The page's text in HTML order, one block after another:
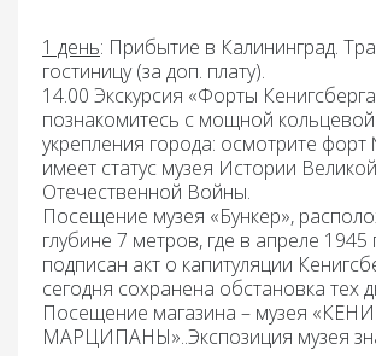
1 день: Прибытие в Калининград.
гостиницу (за доп. плату).
14.00 Экскурсия «Форты
познакомитесь с мощной
укрепления города: осмотрите
имеет статус музея Истории Великой
Отечественной Войны.
Посещение музея «Бункер»,
глубине 7 метров, где в апреле 1945
подписан акт о капитуляции
сегодня сохранена обстановка тех
Посещение магазина – музея
МАРЦИПАНЫ»..Экспозиция музея